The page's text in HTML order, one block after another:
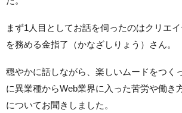
まず1人目としてお話を伺ったのはクリエ
を務める金指了（かなざしりょう）さん。
穏やかに話しながら、楽しいムードをつく
に異業種からWeb業界に入った苦労や働き
についてお聞きしました。